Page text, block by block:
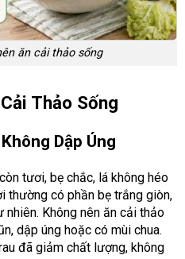
ăn cải thảo sống
Thảo Sống
Dập Úng
tươi, bẹ chắc, lá không héo
thường có phần bẹ trắng giòn,
nhiên. Không nên ăn cải thảo
dập úng hoặc có mùi chua.
đã giảm chất lượng, không